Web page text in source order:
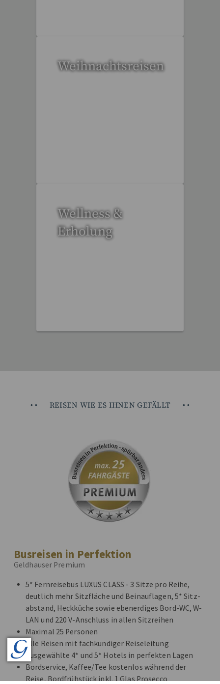
Weihnachtsreisen
Wellness &
Erholung
• • REISEN WIE ES IHNEN GEFÄLLT • •
Busreisen in Perfektion
Geldhauser Premium
5* Fernreisebus LUXUS CLASS - 3 Sitze pro Reihe,
deutlich mehr Sitzfläche und Beinauflagen, 5* Sitz-
abstand, Heckküche sowie ebenerdiges Bord-WC, W-
LAN und 220 V-Anschluss in allen Sitzreihen
Maximal 25 Personen
Alle Reisen mit fachkundiger Reiseleitung
Ausgewählte 4* und 5* Hotels in perfekten Lagen
Bordservice, Kaffee/Tee kostenlos während der
Reise, Bordfrühstück inkl. 1 Glas Prosecco